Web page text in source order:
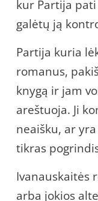
kur Partija
galėtų ją
Partija kuria
romanus,
knygą ir jam
areštuoja. Ji
neaišku, ar
tikras
Ivanauskaitės
arba jokios